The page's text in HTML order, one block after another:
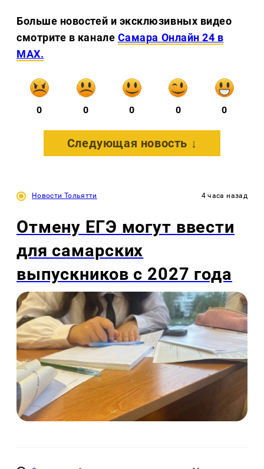
Больше новостей и эксклюзивных видео
смотрите в канале Самара Онлайн 24 в
MAX.
0 0 0 0 0
Следующая новость ↓
Новости Тольятти 4 часа назад
Отмену ЕГЭ могут ввести
для самарских
выпускников с 2027 года